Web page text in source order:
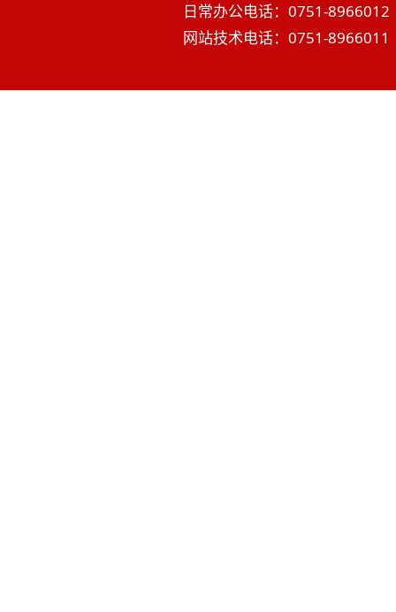
日常办公电话：0751-
网站技术电话：0751-